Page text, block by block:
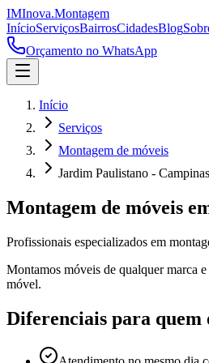
IMInova.Montagem
InícioServiçosBairrosCidadesBlog
Orçamento no WhatsApp
Início
Serviços
Montagem de móveis
Jardim Paulistano - Campinas
Montagem de móveis
Profissionais especializados em
Montamos móveis de qualquer marca
móvel.
Diferenciais para quem